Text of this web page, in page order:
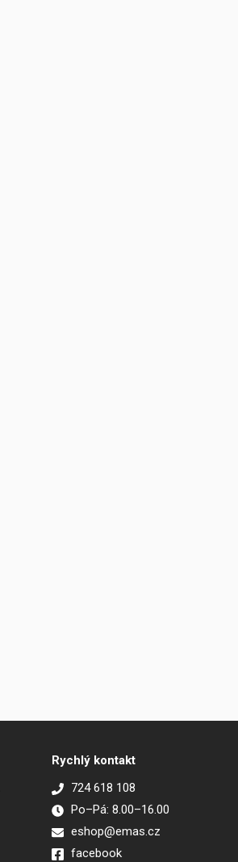
Rychlý kontakt
724 618 108
Po–Pá: 8.00–16.00
eshop@emas.cz
facebook